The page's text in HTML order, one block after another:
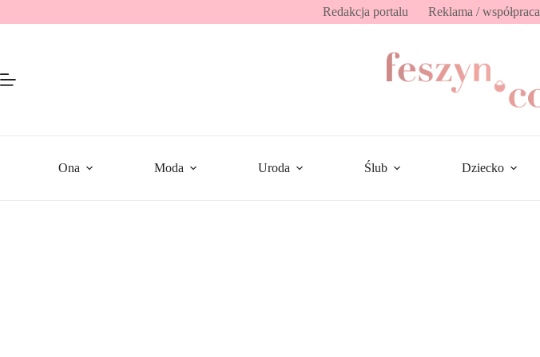
Redakcja portalu Reklama / współpraca
Ona Moda Uroda Ślub Dziecko